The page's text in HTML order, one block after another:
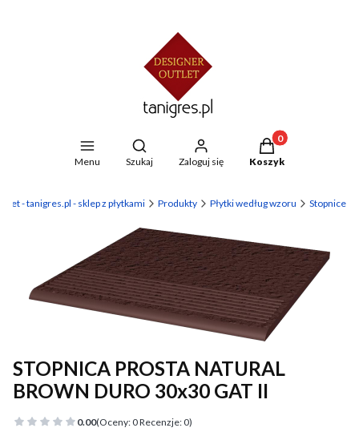
Menu
Otwórz wyszukiwarkę
Szukaj Zaloguj się
Produkty w
Koszyk
- tanigres.pl - sklep z płytkami Produkty Płytki według wzoru Stopnice
STOPNICA PROSTA NATURAL
BROWN DURO 30x30 GAT II
0.00(Oceny: 0 Recenzje: 0)